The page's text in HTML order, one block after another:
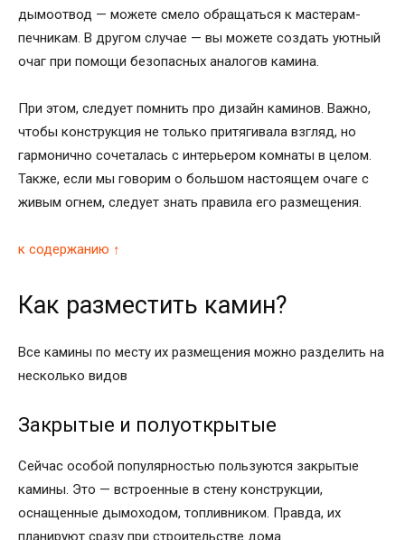
дымоотвод — можете смело обращаться к мастерам-
печникам. В другом случае — вы можете создать уютный
очаг при помощи безопасных аналогов камина.
При этом, следует помнить про дизайн каминов. Важно,
чтобы конструкция не только притягивала взгляд, но
гармонично сочеталась с интерьером комнаты в целом.
Также, если мы говорим о большом настоящем очаге с
живым огнем, следует знать правила его размещения.
к содержанию ↑
Как разместить камин?
Все камины по месту их размещения можно разделить на
несколько видов
Закрытые и полуоткрытые
Сейчас особой популярностью пользуются закрытые
камины. Это — встроенные в стену конструкции,
оснащенные дымоходом, топливником. Правда, их
планируют сразу при строительстве дома.